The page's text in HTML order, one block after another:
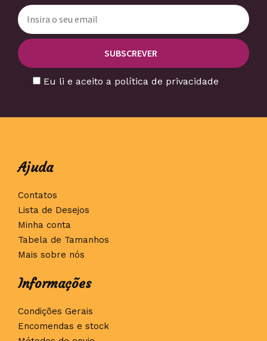
Eu li e aceito a política de privacidade
Ajuda
Contatos
Lista de Desejos
Minha conta
Tabela de Tamanhos
Mais sobre nós
Informações
Condições Gerais
Encomendas e stock